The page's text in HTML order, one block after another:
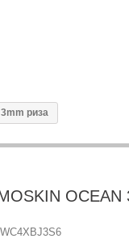
риза
OCEAN